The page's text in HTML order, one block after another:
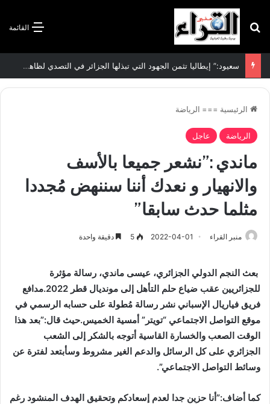
القائمة بحث عن
سعيود:” إيطاليا تثمن الجهود التي تبذلها الجزائر في التصدي لظاهرة الهجرة غير الشرعية”
الرئيسية === الرياضة
الرياضة عاجل
ماندي :”نشعر جميعا بالأسف
والانهيار و نعدك أننا سننهض مُجددا
مثلما حدث سابقا”
منبر القراء 2022-04-01
5 دقيقة واحدة
بعث النجم الدولي الجزائري، عيسى ماندي، رسالة مؤثرة
للجزائريين عقب ضياع حلم التأهل إلى مونديال قطر 2022.مدافع
فريق فياريال الإسباني نشر رسالة مُطولة على حسابه الرسمي في
موقع التواصل الاجتماعي “تويتر” أمسية الخميس.حيث قال:”بعد هذا
الوقت الصعب والخسارة القاسية أتوجه بالشكر إلى الشعب
الجزائري على كل الرسائل والدعم الغير مشروط وسأبتعد لفترة عن
وسائط التواصل الاجتماعي”.
كما أضاف:”أنا حزين جدا لعدم إسعادكم وتحقيق الهدف المنشود رغم